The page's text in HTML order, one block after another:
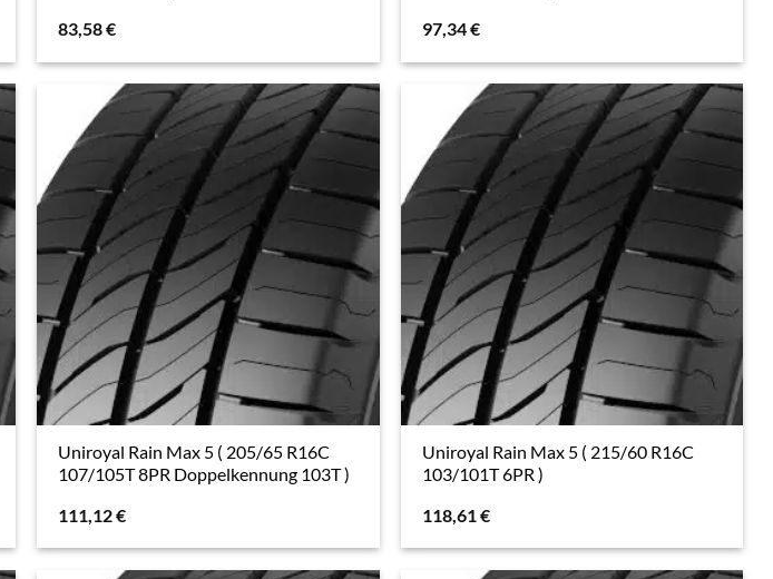
83,58€
97,34€
Uniroyal Rain Max 5 ( 205/65 R16C
107/105T 8PR Doppelkennung 103T )
111,12€
Uniroyal Rain Max 5 ( 215/60 R16C
103/101T 6PR )
118,61€